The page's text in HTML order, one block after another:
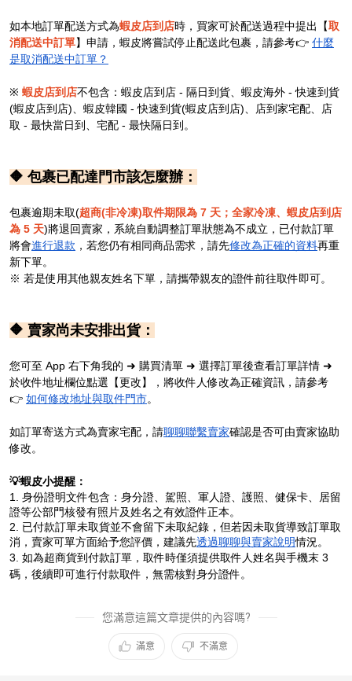
如本地訂單配送方式為蝦皮店到店時，買家可於配送過程中提出【取
消配送中訂單】申請，蝦皮將嘗試停止配送此包裹，請參考👉 什麼
是取消配送中訂單？
※ 蝦皮店到店不包含： 蝦皮店到店 - 隔日到貨、蝦皮海外 - 快速到貨
(蝦皮店到店)、蝦皮韓國 - 快速到貨(蝦皮店到店)、 店到家宅配、店
取 - 最快當日到、宅配 - 最快隔日到。
🔶 包裹已配達門市該怎麼辦：
包裹逾期未取(超商(非冷凍)取件期限為 7 天；全家冷凍、蝦皮店到店
為 5 天)將退回賣家，系統自動調整訂單狀態為不成立，已付款訂單
將會進行退款 ，若您仍有相同商品需求，請先修改為正確的資料再重
新下單。
※ 若是使用其他親友姓名下單，請攜帶親友的證件前往取件即可。
🔶 賣家尚未安排出貨：
您可至 App 右下角我的 ➜ 購買清單 ➜ 選擇訂單後查看訂單詳情 ➜
於收件地址欄位點選【更改】，將收件人修改為正確資訊，請參考
👉 如何修改地址與取件門市。
如訂單寄送方式為賣家宅配，請聊聊聯繫賣家確認是否可由賣家協助
修改。
💡蝦皮小提醒：
1. 身份證明文件包含：身分證、駕照、軍人證、護照、健保卡、居留
證等公部門核發有照片及姓名之有效證件正本。
2. 已付款訂單未取貨並不會留下未取紀錄，但若因未取貨導致訂單取
消，賣家可單方面給予您評價，建議先透過聊聊與賣家說明情況。
3. 如為超商貨到付款訂單，取件時僅須提供取件人姓名與手機末 3
碼，後續即可進行付款取件，無需核對身分證件。
您滿意這篇文章提供的內容嗎?
滿意 不滿意